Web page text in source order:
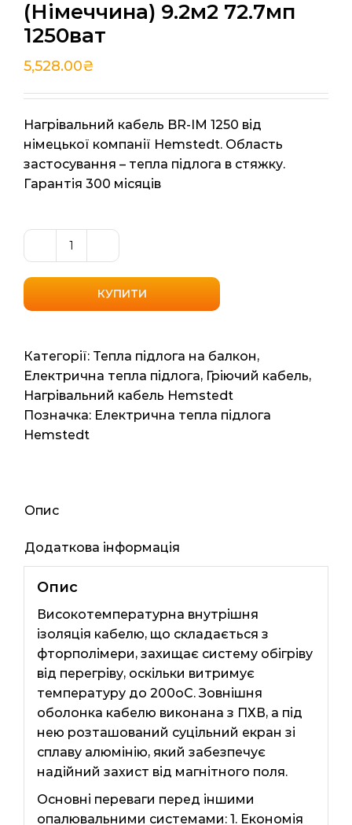
(Німеччина) 9.2м2 72.7мп
1250ват
5,528.00₴
Нагрівальний кабель BR-IM 1250 від
німецької компанії Hemstedt. Область
застосування – тепла підлога в стяжку.
Гарантія 300 місяців
Нагрівальний
кабель
Hemstedt
BR-
1250
(Німеччина)
9.2м2
72.7мп
1250ват
КУПИТИ
Категорії: Тепла підлога на балкон,
Електрична тепла підлога, Гріючий кабель,
Нагрівальний кабель Hemstedt
Позначка: Електрична тепла підлога
Hemstedt
Опис
Додаткова інформація
Опис
Високотемпературна внутрішня
ізоляція кабелю, що складається з
фторполімери, захищає систему обігріву
від перегріву, оскільки витримує
температуру до 200оС. Зовнішня
оболонка кабелю виконана з ПХВ, а під
нею розташований суцільний екран зі
сплаву алюмінію, який забезпечує
надійний захист від магнітного поля.
Основні переваги перед іншими
опалювальними системами: 1. Економія